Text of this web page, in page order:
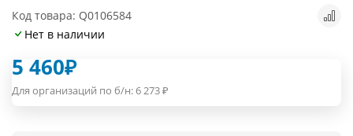
Код товара: Q0106584
Нет в наличии
5 460₽
Для организаций по б/н:6 273₽